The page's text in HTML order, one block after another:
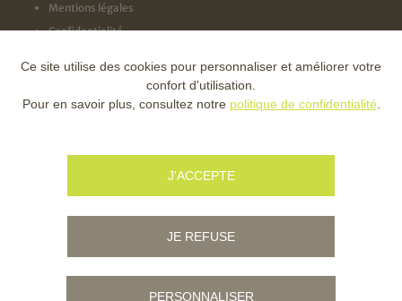
Mentions légales
Confidentialité
NOS LABELS
Ce site utilise des cookies pour personnaliser et améliorer votre
confort d'utilisation.
Pour en savoir plus, consultez notre politique de confidentialité
J'ACCEPTE
JE REFUSE
PERSONNALISER